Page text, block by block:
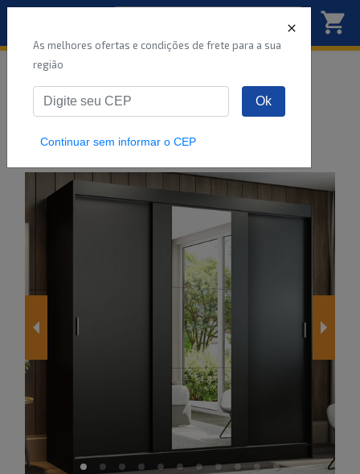
Início Móveis Quarto
Guarda-roupas
Guarda-Roupa Casal Madesa Reno 3 Portas de
As melhores ofertas e condições de frete para a sua
região
Ok
Continuar sem informar o CEP